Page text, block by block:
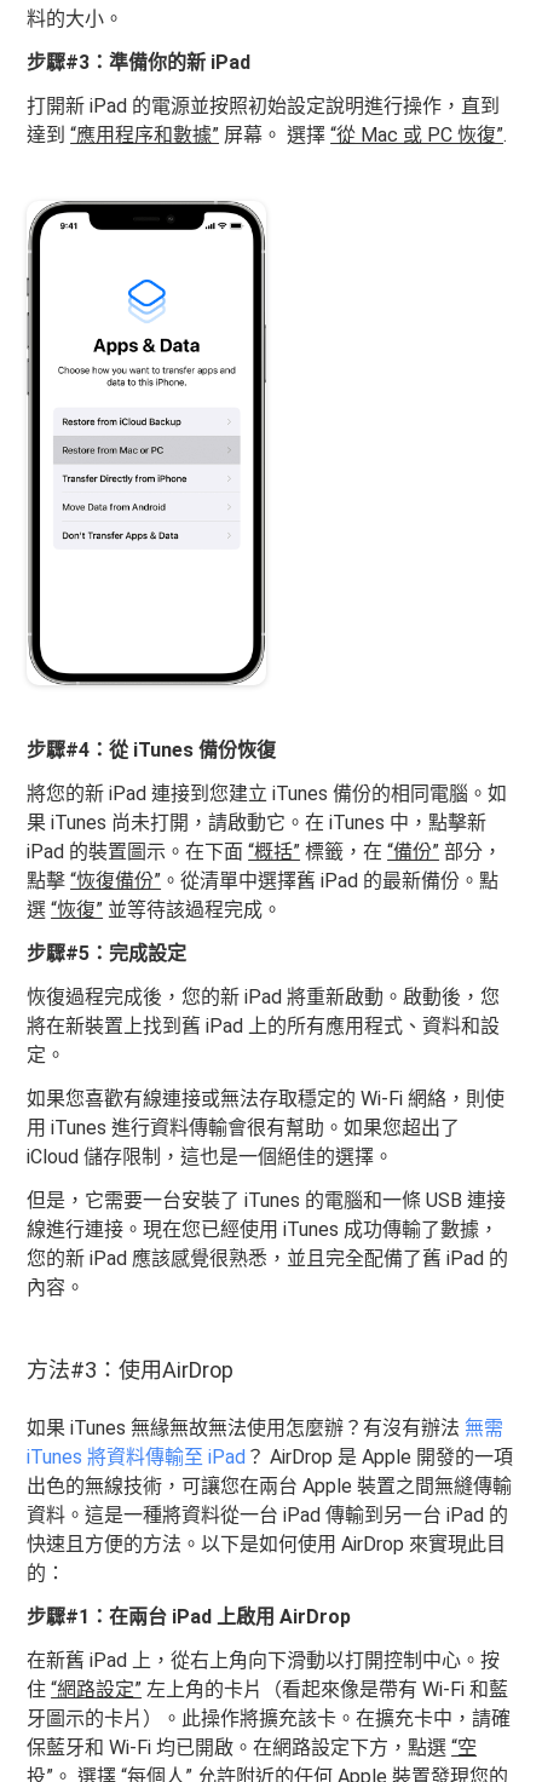
料的大小。
步驟#3：準備你的新 iPad
打開新 iPad 的電源並按照初始設定說明進行操作，直到
達到“應用程序和數據” 屏幕。 選擇“從 Mac 或 PC 恢復”.
步驟#4：從 iTunes 備份恢復
將您的新 iPad 連接到您建立 iTunes 備份的相同電腦。如
果 iTunes 尚未打開，請啟動它。在 iTunes 中，點擊新
iPad 的裝置圖示。在下面“概括” 標籤，在“備份” 部分，
點擊“恢復備份” 。從清單中選擇舊 iPad 的最新備份。點
選“恢復” 並等待該過程完成。
步驟#5：完成設定
恢復過程完成後，您的新 iPad 將重新啟動。啟動後，您
將在新裝置上找到舊 iPad 上的所有應用程式、資料和設
定。
如果您喜歡有線連接或無法存取穩定的 Wi-Fi 網絡，則使
用 iTunes 進行資料傳輸會很有幫助。如果您超出了
iCloud 儲存限制，這也是一個絕佳的選擇。
但是，它需要一台安裝了 iTunes 的電腦和一條 USB 連接
線進行連接。現在您已經使用 iTunes 成功傳輸了數據，
您的新 iPad 應該感覺很熟悉，並且完全配備了舊 iPad 的
內容。
方法#3：使用AirDrop
如果 iTunes 無緣無故無法使用怎麼辦？有沒有辦法無需
iTunes 將資料傳輸至 iPad ？ AirDrop 是 Apple 開發的一項
出色的無線技術，可讓您在兩台 Apple 裝置之間無縫傳輸
資料。這是一種將資料從一台 iPad 傳輸到另一台 iPad 的
快速且方便的方法。以下是如何使用 AirDrop 來實現此目
的：
步驟#1：在兩台 iPad 上啟用 AirDrop
在新舊 iPad 上，從右上角向下滑動以打開控制中心。按
住“網路設定” 左上角的卡片（看起來像是帶有 Wi-Fi 和藍
牙圖示的卡片）。此操作將擴充該卡。在擴充卡中，請確
保藍牙和 Wi-Fi 均已開啟。在網路設定下方，點選“空
投” 。 選擇“每個人” 允許附近的任何 Apple 裝置發現您的